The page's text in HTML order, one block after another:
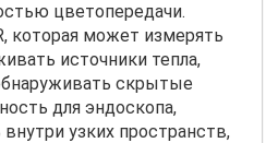
цветопередачи.
которая может измерять
источники тепла,
скрытые
для эндоскопа,
узких пространств,